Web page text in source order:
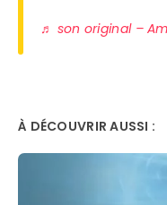
♬ son original –
À DÉCOUVRIR AUSSI :